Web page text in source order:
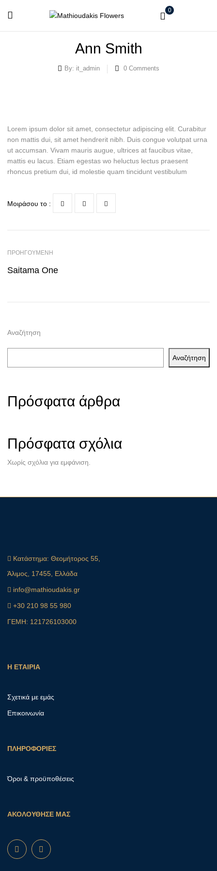
0
Ann Smith
By: it_admin 0 Comments
Αναζήτηση
Αναζήτηση
Πρόσφατα άρθρα
Πρόσφατα σχόλια
Χωρίς σχόλια για εμφάνιση.
Lorem ipsum dolor sit amet, consectetur adipiscing elit. Curabitur
non mattis dui, sit amet hendrerit nibh. Duis congue volutpat urna
ut accumsan. Vivam mauris augue, ultrices at faucibus vitae,
mattis eu lacus. Etiam egestas wo heluctus lectus praesent
rhoncus pretium dui, id molestie quam tincidunt vestibulum
Μοιράσου το :
ΠΡΟΗΓΟΥΜΕΝΗ
Saitama One
Κατάστημα: Θεομήτορος 55,
Άλιμος, 17455, Ελλάδα
info@mathioudakis.gr
+30 210 98 55 980
ΓΕΜΗ: 121726103000
Η ΕΤΑΙΡΙΑ
Σχετικά με εμάς
Επικοινωνία
ΠΛΗΡΟΦΟΡΙΕΣ
Όροι & προϋποθέσεις
ΑΚΟΛΟΥΘΗΣΕ ΜΑΣ